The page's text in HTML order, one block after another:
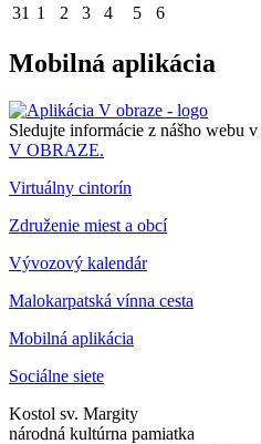
31 1 2 3 4 5 6
Mobilná aplikácia
Sledujte informácie z nášho webu v
V OBRAZE.
Virtuálny cintorín
Združenie miest a obcí
Vývozový kalendár
Malokarpatská vínna cesta
Mobilná aplikácia
Sociálne siete
Kostol sv. Margity
národná kultúrna pamiatka